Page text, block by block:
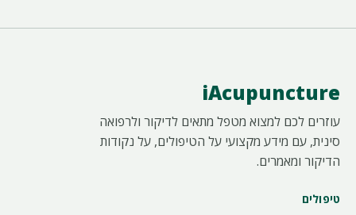
iAcupuncture
עוזרים לכם למצוא מטפל מתאים לדיקור ולרפואה
סינית, עם מידע מקצועי על הטיפולים, על נקודות
הדיקור ומאמרים.
טיפולים